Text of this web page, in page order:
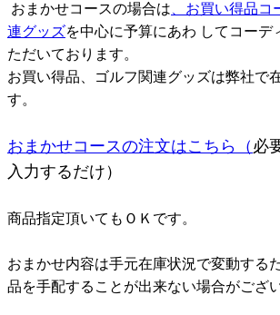
おまかせコースの場合は 、お買い得品コ
連グッズを中心に予算にあわ してコーデ
ただいております。
お買い得品、ゴルフ関連グッズは弊社で
す。
おまかせコースの注文はこちら（ 必
入力するだけ）
もちろん
商品指定頂いてもＯＫです。
おまかせ内容は手元在庫状況で変動する
品を手配することが出来ない場合がござ